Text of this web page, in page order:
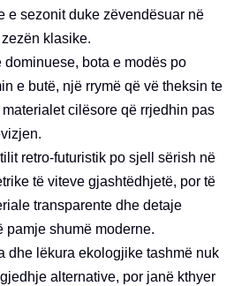
e sezonit duke zëvendësuar në
klasike.
dominuese, bota e modës po
e butë, një rrymë që vë theksin te
cilësore që rrjedhin pas
retro-futuristik po sjell sërish në
të viteve gjashtëdhjetë, por të
transparente dhe detaje
pamje shumë moderne.
dhe lëkura ekologjike tashmë nuk
alternative, por janë kthyer